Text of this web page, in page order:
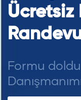
Ücretsiz
Formu